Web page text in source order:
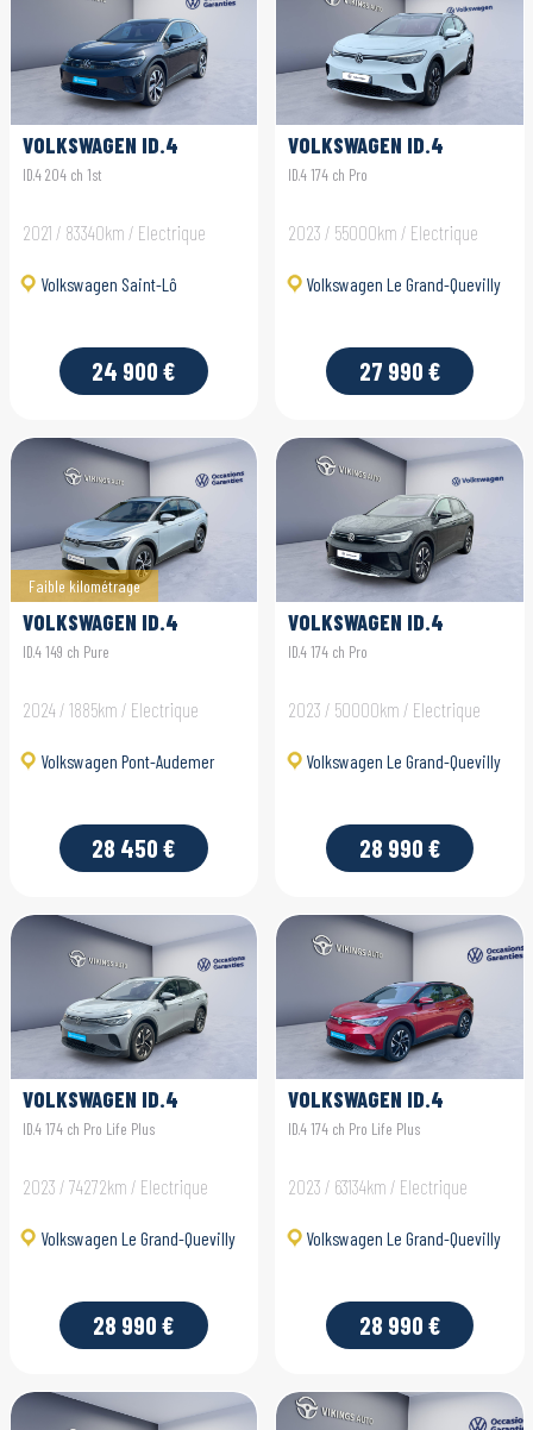
VOLKSWAGEN ID.4
ID.4 204 ch 1st
2021 / 83340km / Electrique
Volkswagen Saint-Lô
24 900 €
VOLKSWAGEN ID.4
ID.4 174 ch Pro
2023 / 55000km / Electrique
Volkswagen Le Grand-Quevilly
27 990 €
Faible kilométrage
VOLKSWAGEN ID.4
ID.4 149 ch Pure
2024 / 1885km / Electrique
Volkswagen Pont-Audemer
28 450 €
VOLKSWAGEN ID.4
ID.4 174 ch Pro
2023 / 50000km / Electrique
Volkswagen Le Grand-Quevilly
28 990 €
VOLKSWAGEN ID.4
ID.4 174 ch Pro Life Plus
2023 / 74272km / Electrique
Volkswagen Le Grand-Quevilly
28 990 €
VOLKSWAGEN ID.4
ID.4 174 ch Pro Life Plus
2023 / 63134km / Electrique
Volkswagen Le Grand-Quevilly
28 990 €